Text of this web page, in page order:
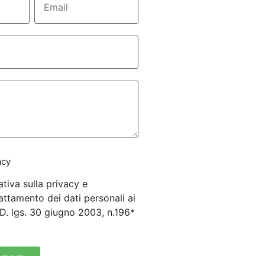
sulla privacy e
dei dati personali ai
lgs. 30 giugno 2003, n.196*